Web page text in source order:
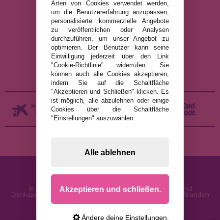
RECHTLICHE HINWEISE
DATENSCHUTZRICHTLINIE
COOKIE-RICHTLINIE
VERSAND UND RÜCKGABE
RÜCKGABE / WIDERRUF
© 2026 PuzzleLaden.de - Online-Shop für Puzzles und
Denksportaufgaben im Internet. Schnelle Lieferung in 24 Stunden
Arten von Cookies verwendet werden,
um die Benutzererfahrung anzupassen,
personalisierte kommerzielle Angebote
zu veröffentlichen oder Analysen
durchzuführen, um unser Angebot zu
optimieren. Der Benutzer kann seine
Einwilligung jederzeit über den Link
"Cookie-Richtlinie" widerrufen. Sie
können auch alle Cookies akzeptieren,
indem Sie auf die Schaltfläche
"Akzeptieren und Schließen" klicken. Es
ist möglich, alle abzulehnen oder einige
Cookies über die Schaltfläche
"Einstellungen" auszuwählen.
Alle ablehnen
Akzeptieren und schließen.
Ändere deine Einstellungen.